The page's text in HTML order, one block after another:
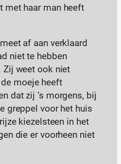
met haar man heeft
af aan verklaard
niet te hebben
Zij weet ook niet
moeje heeft
dat zij ’s morgens, bij
greppel voor het huis
kiezelsteen in het
die er voorheen niet